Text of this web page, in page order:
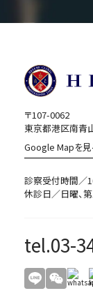
〒107-0062
東京都港区南青
Google Mapを見
診察受付時間／
休診日／日曜、
tel.03-